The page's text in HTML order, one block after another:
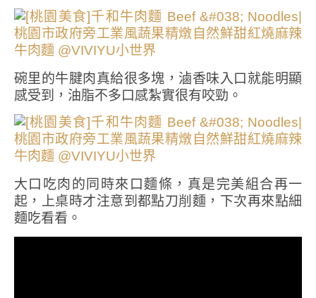
碗里的牛腱肉真給很多塊，滷香味入口就能明顯
感受到，油脂不多口感紮實很有咬勁。
大口吃肉的同時來口麵條，真是完美組合再一
起，上桌時才注意到都點刀削麵，下次再來點細
麵吃看看。